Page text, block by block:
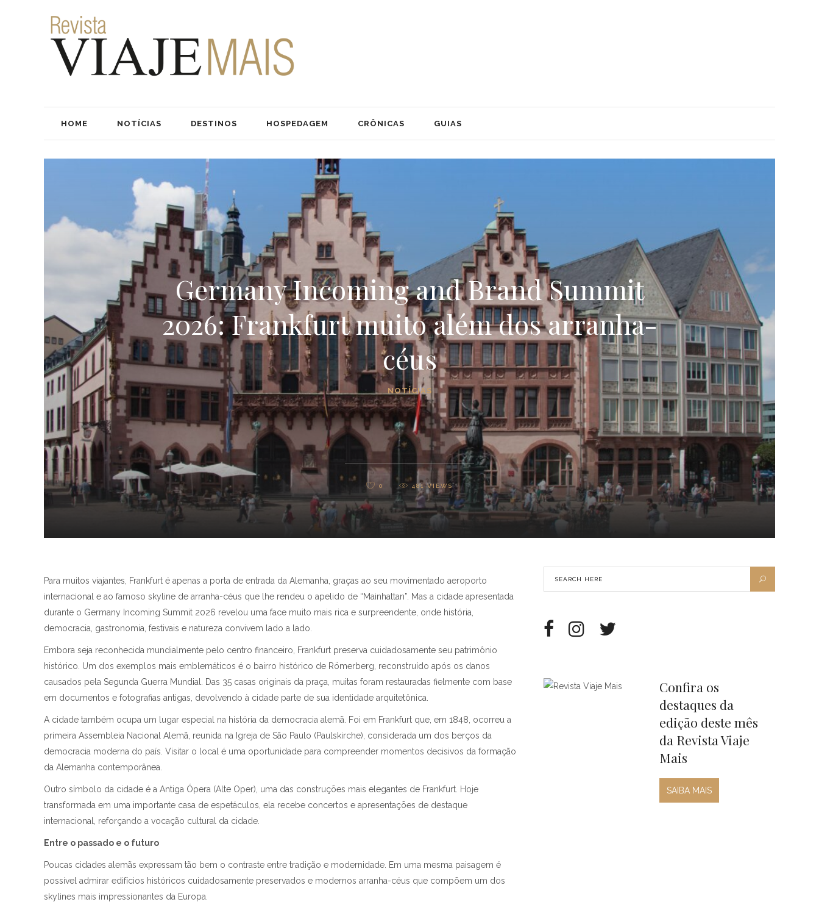
HOME NOTÍCIAS DESTINOS HOSPEDAGEM CRÔNICAS GUIAS
Germany Incoming and Brand Summit
2026: Frankfurt muito além dos arranha-
céus
NOTÍCIAS
0 481 VIEWS
Para muitos viajantes, Frankfurt é apenas a porta de entrada da Alemanha, graças ao seu movimentado aeroporto
internacional e ao famoso skyline de arranha-céus que lhe rendeu o apelido de “Mainhattan”. Mas a cidade apresentada
durante o Germany Incoming Summit 2026 revelou uma face muito mais rica e surpreendente, onde história,
democracia, gastronomia, festivais e natureza convivem lado a lado.
Embora seja reconhecida mundialmente pelo centro financeiro, Frankfurt preserva cuidadosamente seu patrimônio
histórico. Um dos exemplos mais emblemáticos é o bairro histórico de Römerberg, reconstruído após os danos
causados pela Segunda Guerra Mundial. Das 35 casas originais da praça, muitas foram restauradas fielmente com base
em documentos e fotografias antigas, devolvendo à cidade parte de sua identidade arquitetônica.
A cidade também ocupa um lugar especial na história da democracia alemã. Foi em Frankfurt que, em 1848, ocorreu a
primeira Assembleia Nacional Alemã, reunida na Igreja de São Paulo (Paulskirche), considerada um dos berços da
democracia moderna do país. Visitar o local é uma oportunidade para compreender momentos decisivos da formação
da Alemanha contemporânea.
Outro símbolo da cidade é a Antiga Ópera (Alte Oper), uma das construções mais elegantes de Frankfurt. Hoje
transformada em uma importante casa de espetáculos, ela recebe concertos e apresentações de destaque
internacional, reforçando a vocação cultural da cidade.
Entre o passado e o futuro
Poucas cidades alemãs expressam tão bem o contraste entre tradição e modernidade. Em uma mesma paisagem é
possível admirar edifícios históricos cuidadosamente preservados e modernos arranha-céus que compõem um dos
skylines mais impressionantes da Europa.
Confira os
destaques da
edição deste mês
da Revista Viaje
Mais
SAIBA MAIS